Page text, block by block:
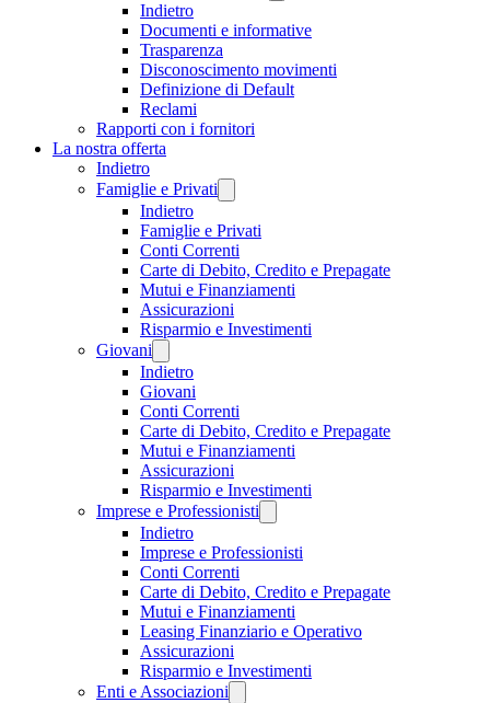
Indietro
Documenti e informative
Trasparenza
Disconoscimento movimenti
Definizione di Default
Reclami
Rapporti con i fornitori
La nostra offerta
Indietro
Famiglie e Privati
Indietro
Famiglie e Privati
Conti Correnti
Carte di Debito, Credito e Prepagate
Mutui e Finanziamenti
Assicurazioni
Risparmio e Investimenti
Giovani
Indietro
Giovani
Conti Correnti
Carte di Debito, Credito e Prepagate
Mutui e Finanziamenti
Assicurazioni
Risparmio e Investimenti
Imprese e Professionisti
Indietro
Imprese e Professionisti
Conti Correnti
Carte di Debito, Credito e Prepagate
Mutui e Finanziamenti
Leasing Finanziario e Operativo
Assicurazioni
Risparmio e Investimenti
Enti e Associazioni